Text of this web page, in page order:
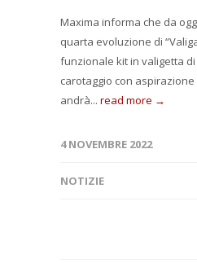
Maxima informa che da
quarta evoluzione di
funzionale kit in valigetta
carotaggio con
andrà... read more →
4 NOVEMBRE 2022
NOTIZIE